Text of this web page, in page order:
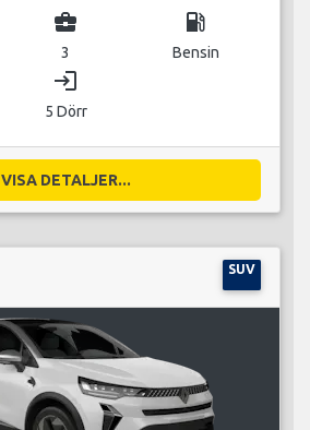
business_center
3
local_gas_station
Bensin
login
5 Dörr
VISA DETALJER...
SUV